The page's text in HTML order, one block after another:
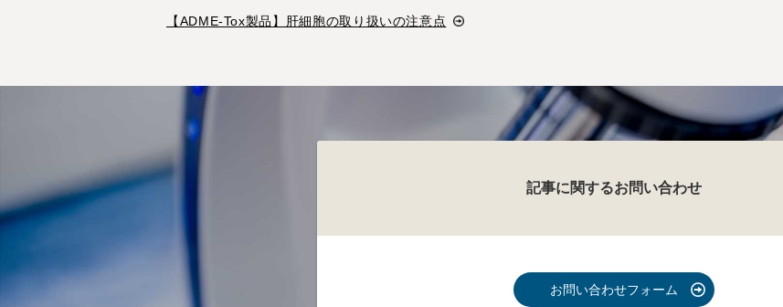
【ADME-Tox製品】肝細胞の取り扱いの注意点
記事に関するお問い合わせ
お問い合わせフォーム